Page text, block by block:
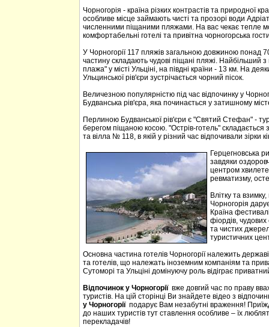
Чорногорія - країна різких контрастів та природної
особливе місце займають чисті та прозорі води
численними піщаними пляжами. На вас чекає тепле
комфортабельні готелі та привітна чорногорська
У Чорногорії 117 пляжів загальною довжиною понад
частину складають чудові піщані пляжі. Найбільший
плажа" у місті Ульціні, на півдні країни - 13 км. На
Ульцинської рів'єри зустрічається чорний пісок.
Величезною популярністю під час відпочинку у
Будванська рів'єра, яка починається у затишному
Перлиною Будванської рів'єри є "Святий Стефан" -
берегом піщаною косою. "Острів-готель"
та вілла № 118, в якій у різний час відпочивали зірки
Герцегновська
завдяки
центром
ревматизму,
Влітку та
Чорногорія
Країна
фіордів, чудових
та чистих
туристичних
Основна частина готелів Чорногорії належить
та готелів, що належать іноземним компаніям та
Сутоморі та Ульціні домінуючу роль відіграє
Відпочинок у Чорногорії вже довгий час по праву
туристів. На цій сторінці Ви знайдете відео з
у Чорногоріїподарує Вам незабутні враження!
до наших туристів тут ставлення особливе – їх
перекладачів!